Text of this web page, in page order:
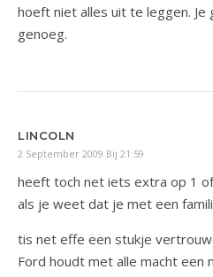
hoeft niet alles uit te leggen.
genoeg.
LINCOLN
2 September 2009 Bij 21:59
heeft toch net iets extra op 1
als je weet dat je met een
tis net effe een stukje
Ford houdt met alle macht een